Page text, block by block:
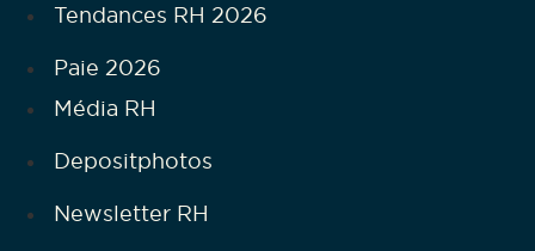
Tendances RH 2026
Paie 2026
Média RH
Depositphotos
Newsletter RH